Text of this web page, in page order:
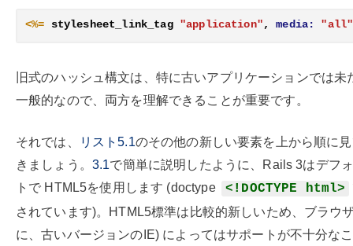
<%= stylesheet_link_tag "application", media: "all"
旧式のハッシュ構文は、特に古いアプリケーションでは未
一般的なので、両方を理解できることが重要です。
それでは、 リスト5.1のその他の新しい要素を上から順に
きましょう。 3.1で簡単に説明したように、Rails 3はデフ
トで HTML5を使用します (doctype
<!DOCTYPE html>
されています)。HTML5標準は比較的新しいため、ブラウ
に、古いバージョンのIE) によってはサポートが不十分な